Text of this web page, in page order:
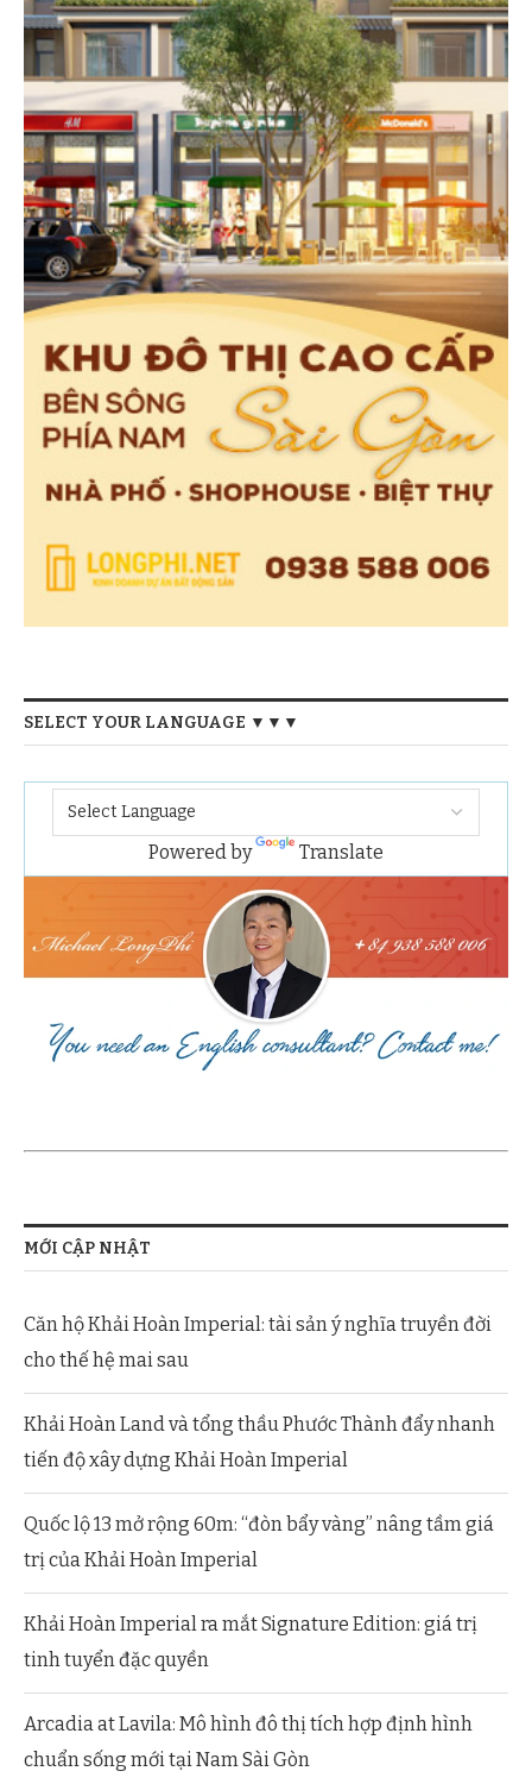
SELECT YOUR LANGUAGE ▼▼▼
Powered by Translate
MỚI CẬP NHẬT
Căn hộ Khải Hoàn Imperial: tài sản ý nghĩa truyền đời
cho thế hệ mai sau
Khải Hoàn Land và tổng thầu Phước Thành đẩy nhanh
tiến độ xây dựng Khải Hoàn Imperial
Quốc lộ 13 mở rộng 60m: “đòn bẩy vàng” nâng tầm giá
trị của Khải Hoàn Imperial
Khải Hoàn Imperial ra mắt Signature Edition: giá trị
tinh tuyển đặc quyền
Arcadia at Lavila: Mô hình đô thị tích hợp định hình
chuẩn sống mới tại Nam Sài Gòn